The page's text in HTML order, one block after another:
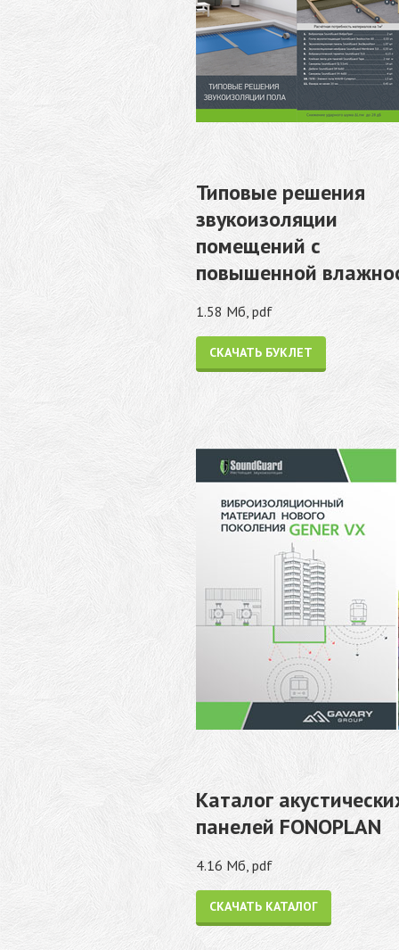
Типовые решения
звукоизоляции
помещений с
повышенной
1.58 Мб, pdf
СКАЧАТЬ БУКЛЕТ
Каталог
панелей FONOPLAN
4.16 Мб, pdf
СКАЧАТЬ КАТАЛОГ